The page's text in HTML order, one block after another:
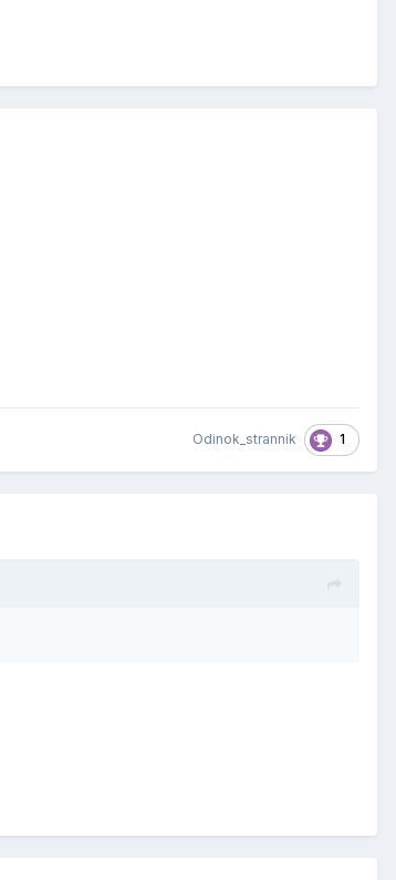
Odinok_strannik 1